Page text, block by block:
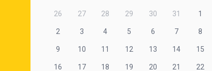
26 27 28 29 30 31 1
2 3 4 5 6 7 8
9 10 11 12 13 14 15
16 17 18 19 20 21 22